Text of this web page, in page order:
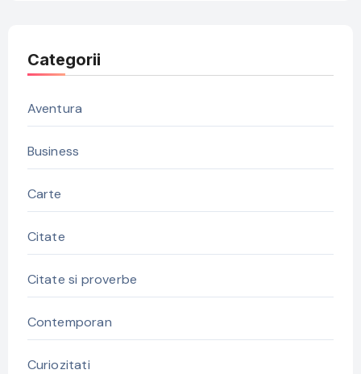
Categorii
Aventura
Business
Carte
Citate
Citate si proverbe
Contemporan
Curiozitati